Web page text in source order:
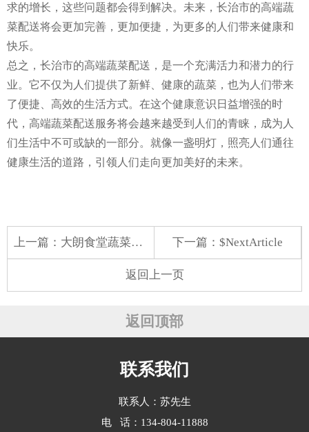
求的增长，这些问题都会得到解决。未来，长治市的高端蔬
菜配送将会更加完善，更加便捷，为更多的人们带来健康和
快乐。
总之，长治市的高端蔬菜配送，是一个充满活力和潜力的行
业。它不仅为人们提供了新鲜、健康的蔬菜，也为人们带来
了便捷、高效的生活方式。在这个健康意识日益增强的时
代，高端蔬菜配送服务将会越来越受到人们的青睐，成为人
们生活中不可或缺的一部分。就像一盏明灯，照亮人们通往
健康生活的道路，引领人们走向更加美好的未来。
上一篇： 大朗食堂蔬菜配送价格 下一篇：$NextArticle
返回上一页
返回顶部
联系我们
联系人：苏先生
电 话：134-804-11888